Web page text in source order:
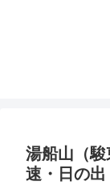
湯船山（
速・日の出